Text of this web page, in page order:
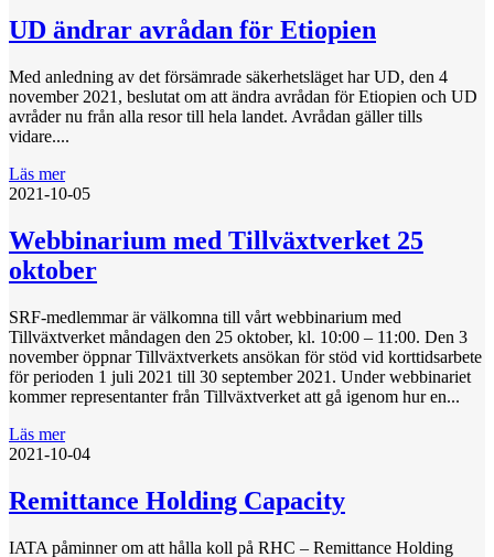
UD ändrar avrådan för Etiopien
Med anledning av det försämrade säkerhetsläget har UD, den 4
november 2021, beslutat om att ändra avrådan för Etiopien och UD
avråder nu från alla resor till hela landet. Avrådan gäller tills
vidare....
Läs mer
2021-10-05
Webbinarium med Tillväxtverket 25
oktober
SRF-medlemmar är välkomna till vårt webbinarium med
Tillväxtverket måndagen den 25 oktober, kl. 10:00 – 11:00. Den 3
november öppnar Tillväxtverkets ansökan för stöd vid korttidsarbete
för perioden 1 juli 2021 till 30 september 2021. Under webbinariet
kommer representanter från Tillväxtverket att gå igenom hur en...
Läs mer
2021-10-04
Remittance Holding Capacity
IATA påminner om att hålla koll på RHC – Remittance Holding